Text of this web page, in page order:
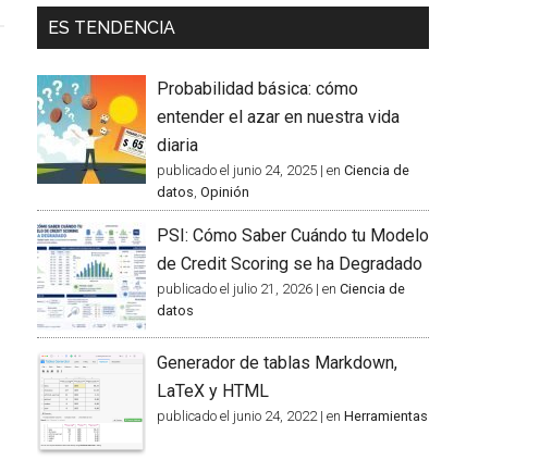
ES TENDENCIA
Probabilidad básica: cómo
entender el azar en nuestra vida
diaria
publicado el junio 24, 2025 | en Ciencia de
datos, Opinión
PSI: Cómo Saber Cuándo tu Modelo
de Credit Scoring se ha Degradado
publicado el julio 21, 2026 | en Ciencia de
datos
Generador de tablas Markdown,
LaTeX y HTML
publicado el junio 24, 2022| en Herramientas